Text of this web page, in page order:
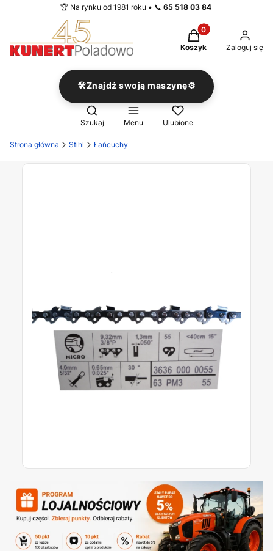
🏆 Na rynku od 1981 roku • 📞 65 518 03 84
Produkty w
Koszyk Zaloguj się
🛠️Znajdź swoją maszynę⚙️
Otwórz wyszukiwarkę
Szukaj Menu Ulubione
Strona główna Stihl Łańcuchy